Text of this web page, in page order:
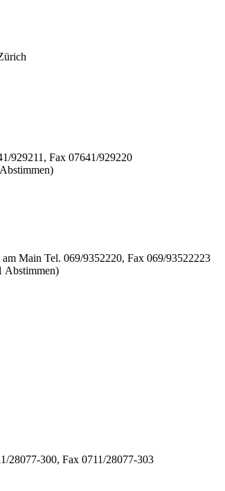
929211, Fax 07641/929220
Main Tel. 069/9352220, Fax 069/93522223
Abstimmen)
28077-300, Fax 0711/28077-303